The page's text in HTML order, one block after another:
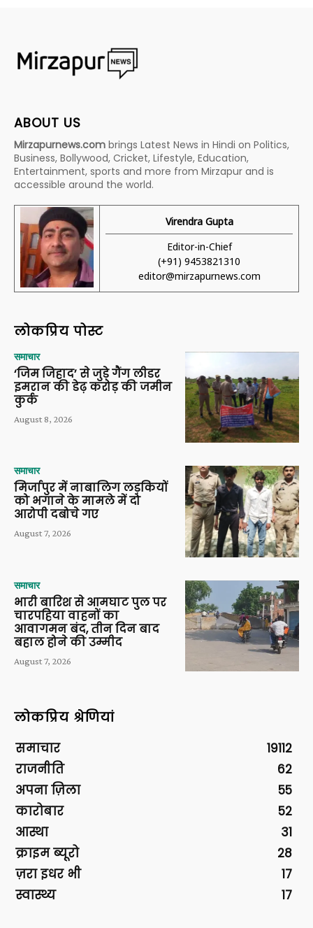
ABOUT US
Mirzapurnews.com brings Latest News in Hindi on Politics,
Business, Bollywood, Cricket, Lifestyle, Education,
Entertainment, sports and more from Mirzapur and is
accessible around the world.
Virendra Gupta
Editor-in-Chief
(+91) 9453821310
editor@mirzapurnews.com
लोकप्रिय पोस्ट
समाचार
‘जिम जिहाद’ से जुड़े गैंग लीडर
इमरान की डेढ़ करोड़ की जमीन
कुर्क
August 8, 2026
समाचार
मिर्जापुर में नाबालिग लड़कियों
को भगाने के मामले में दो
आरोपी दबोचे गए
August 7, 2026
समाचार
भारी बारिश से आमघाट पुल पर
चारपहिया वाहनों का
आवागमन बंद, तीन दिन बाद
बहाल होने की उम्मीद
August 7, 2026
लोकप्रिय श्रेणियां
समाचार
19112
राजनीति
62
अपना ज़िला
55
कारोबार
52
आस्था
31
क्राइम ब्यूरो
28
ज़रा इधर भी
17
स्वास्थ्य
17